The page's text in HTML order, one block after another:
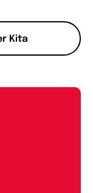
Kita